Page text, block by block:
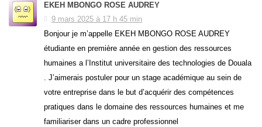
EKEH MBONGO ROSE AUDREY
9 mars 2025 à 17 h 45 min
Bonjour je m’appelle EKEH MBONGO ROSE AUDREY
étudiante en première année en gestion des ressources
humaines a l’Institut universitaire des technologies de Douala
. J’aimerais postuler pour un stage académique au sein de
votre entreprise dans le but d’acquérir des compétences
pratiques dans le domaine des ressources humaines et me
familiariser dans un cadre professionnel